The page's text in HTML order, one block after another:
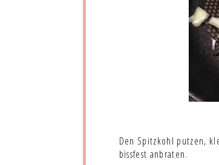
Den Spitzkohl putzen,
bissfest anbraten.